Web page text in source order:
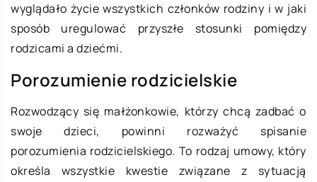
wyglądało życie wszystkich członków rodziny i w jaki
sposób uregulować przyszłe stosunki pomiędzy
rodzicami a dziećmi.
Porozumienie rodzicielskie
Rozwodzący się małżonkowie, którzy chcą zadbać o
swoje dzieci, powinni rozważyć spisanie
porozumienia rodzicielskiego. To rodzaj umowy, który
określa wszystkie kwestie związane z sytuacją